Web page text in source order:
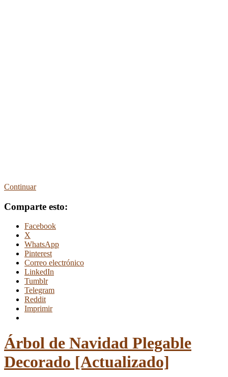
Continuar
Comparte esto:
Facebook
X
WhatsApp
Pinterest
Correo electrónico
LinkedIn
Tumblr
Telegram
Reddit
Imprimir
Árbol de Navidad Plegable
Decorado [Actualizado]